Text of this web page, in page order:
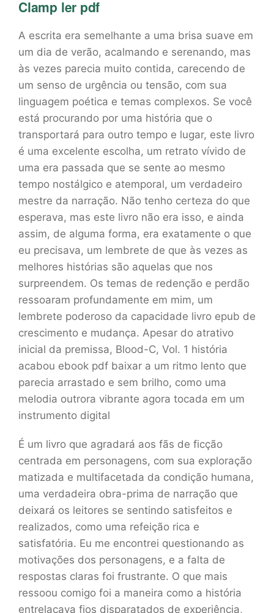
Clamp ler pdf
A escrita era semelhante a uma brisa suave em
um dia de verão, acalmando e serenando, mas
às vezes parecia muito contida, carecendo de
um senso de urgência ou tensão, com sua
linguagem poética e temas complexos. Se você
está procurando por uma história que o
transportará para outro tempo e lugar, este livro
é uma excelente escolha, um retrato vívido de
uma era passada que se sente ao mesmo
tempo nostálgico e atemporal, um verdadeiro
mestre da narração. Não tenho certeza do que
esperava, mas este livro não era isso, e ainda
assim, de alguma forma, era exatamente o que
eu precisava, um lembrete de que às vezes as
melhores histórias são aquelas que nos
surpreendem. Os temas de redenção e perdão
ressoaram profundamente em mim, um
lembrete poderoso da capacidade livro epub de
crescimento e mudança. Apesar do atrativo
inicial da premissa, Blood-C, Vol. 1 história
acabou ebook pdf baixar a um ritmo lento que
parecia arrastado e sem brilho, como uma
melodia outrora vibrante agora tocada em um
instrumento digital
É um livro que agradará aos fãs de ficção
centrada em personagens, com sua exploração
matizada e multifacetada da condição humana,
uma verdadeira obra-prima de narração que
deixará os leitores se sentindo satisfeitos e
realizados, como uma refeição rica e
satisfatória. Eu me encontrei questionando as
motivações dos personagens, e a falta de
respostas claras foi frustrante. O que mais
ressoou comigo foi a maneira como a história
entrelaçava fios disparatados de experiência,